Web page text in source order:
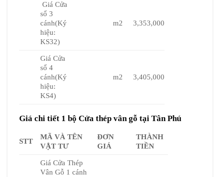
Giá Cửa
sổ 3
cánh(Ký
hiệu:
KS32)
m2 3,353,000
Giá Cửa
sổ 4
cánh(Ký
hiệu:
KS4)
m2 3,405,000
Giá chi tiết 1 bộ Cửa thép vân gỗ tại Tân Phú
STT
MÃ VÀ TÊN
VẬT TƯ
ĐƠN
GIÁ
THÀNH
TIỀN
Giá Cửa Thép
Vân Gỗ 1 cánh